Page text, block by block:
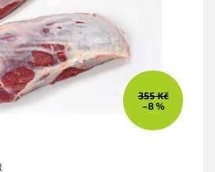
355 Kč
–8 %